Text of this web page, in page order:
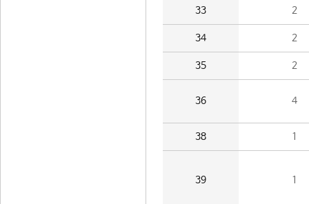
33 2
34 2
35 2
36 4
38 1
39 1